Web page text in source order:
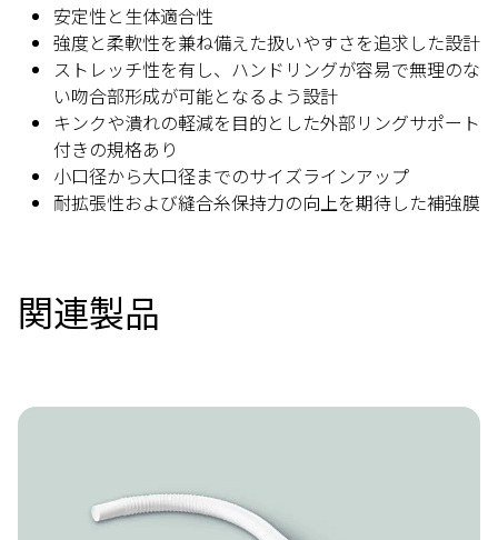
安定性と生体適合性
強度と柔軟性を兼ね備えた扱いやすさを追求した設計
ストレッチ性を有し、ハンドリングが容易で無理のな
い吻合部形成が可能となるよう設計
キンクや潰れの軽減を目的とした外部リングサポート
付きの規格あり
小口径から大口径までのサイズラインアップ
耐拡張性および縫合糸保持力の向上を期待した補強膜
関連製品
Image